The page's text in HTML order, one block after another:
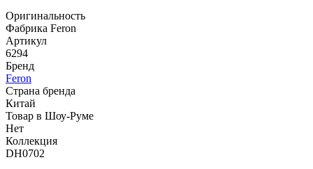
Оригинальность
Фабрика Feron
Артикул
6294
Бренд
Feron
Страна бренда
Китай
Товар в Шоу-Руме
Нет
Коллекция
DH0702